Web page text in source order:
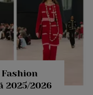
2025/2026